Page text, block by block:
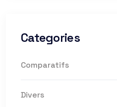
Categories
Comparatifs
Divers